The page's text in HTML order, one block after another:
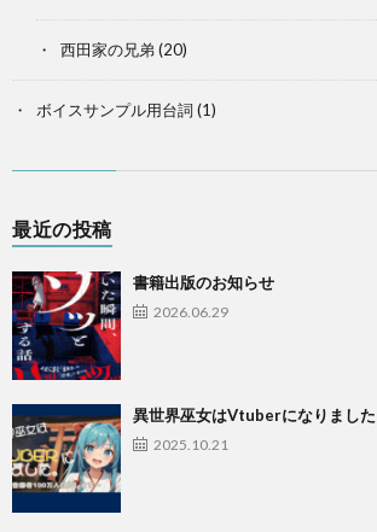
西田家の兄弟(20)
ボイスサンプル用台詞 (1)
最近の投稿
書籍出版のお知らせ
2026.06.29
異世界巫女はVtuberになりました
2025.10.21